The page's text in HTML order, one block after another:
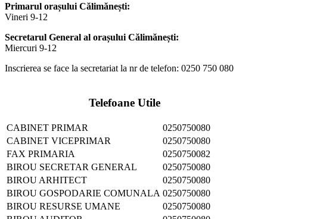
Primarul orașului Călimănești:
Vineri 9-12
Secretarul General al orașului Călimănești:
Miercuri 9-12
Inscrierea se face la secretariat la nr de telefon: 0250 750 080
Telefoane Utile
CABINET PRIMAR
0250750080
CABINET VICEPRIMAR
0250750080
FAX PRIMARIA
0250750082
BIROU SECRETAR GENERAL
0250750080
BIROU ARHITECT
0250750080
BIROU GOSPODARIE COMUNALA 0250750080
BIROU RESURSE UMANE
0250750080